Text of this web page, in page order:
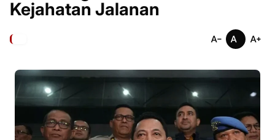
Kejahatan Jalanan